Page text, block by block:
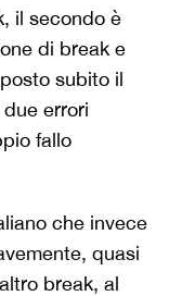
il secondo è
di break e
subito il
errori
fallo
che invece
quasi
break, al